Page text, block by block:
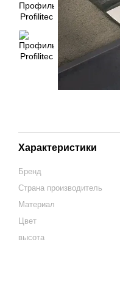
Характеристики
Бренд
Страна производитель
Материал
Цвет
высота